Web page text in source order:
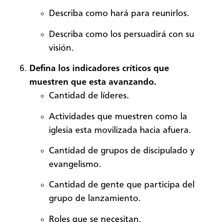
Describa como hará para reunirlos.
Describa como los persuadirá con su
visión.
Defina los indicadores críticos que
muestren que esta avanzando.
Cantidad de líderes.
Actividades que muestren como la
iglesia esta movilizada hacia afuera.
Cantidad de grupos de discipulado y
evangelismo.
Cantidad de gente que participa del
grupo de lanzamiento.
Roles que se necesitan.